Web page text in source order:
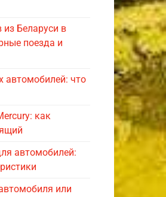
из Беларуси в
поезда и
автомобилей: что
как
автомобилей:
или